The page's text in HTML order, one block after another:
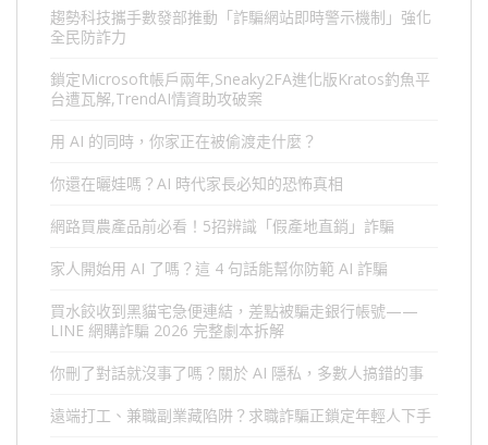
趨勢科技攜手數發部推動「詐騙網站即時警示機制」強化
全民防詐力
鎖定Microsoft帳戶兩年,Sneaky2FA進化版Kratos釣魚平
台遭瓦解,TrendAI情資助攻破案
用 AI 的同時，你家正在被偷渡走什麼？
你還在曬娃嗎？AI 時代家長必知的恐怖真相
網路買農產品前必看！5招辨識「假產地直銷」詐騙
家人開始用 AI 了嗎？這 4 句話能幫你防範 AI 詐騙
買水餃收到黑貓宅急便連結，差點被騙走銀行帳號——
LINE 網購詐騙 2026 完整劇本拆解
你刪了對話就沒事了嗎？關於 AI 隱私，多數人搞錯的事
遠端打工、兼職副業藏陷阱？求職詐騙正鎖定年輕人下手